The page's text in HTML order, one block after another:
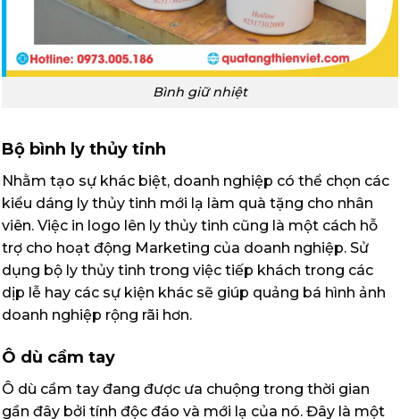
Bình giữ nhiệt
Bộ bình ly thủy tinh
Nhằm tạo sự khác biệt, doanh nghiệp có thể chọn các
kiểu dáng ly thủy tinh mới lạ làm quà tặng cho nhân
viên. Việc in logo lên ly thủy tinh cũng là một cách hỗ
trợ cho hoạt động Marketing của doanh nghiệp. Sử
dụng bộ ly thủy tinh trong việc tiếp khách trong các
dịp lễ hay các sự kiện khác sẽ giúp quảng bá hình ảnh
doanh nghiệp rộng rãi hơn.
Ô dù cầm tay
Ô dù cầm tay đang được ưa chuộng trong thời gian
gần đây bởi tính độc đáo và mới lạ của nó. Đây là một